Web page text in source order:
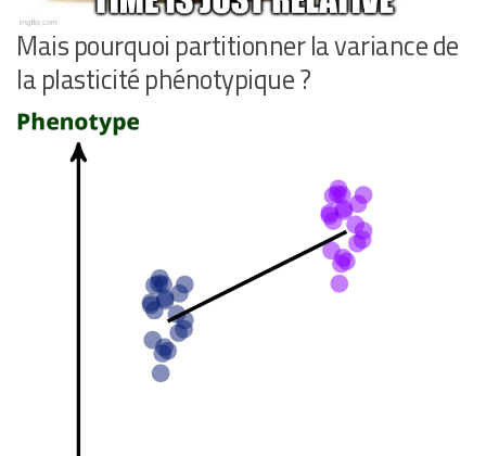
Mais pourquoi partitionner la variance de
la plasticité phénotypique ?